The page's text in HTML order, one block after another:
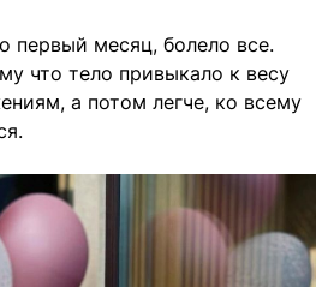
первый месяц, болело все.
что тело привыкало к весу
а потом легче, ко всему